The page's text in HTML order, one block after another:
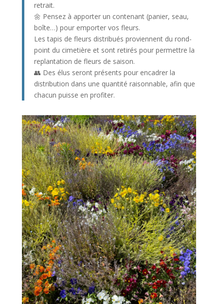
retrait.
🌼 Pensez à apporter un contenant (panier, seau,
boîte…) pour emporter vos fleurs.
Les tapis de fleurs distribués proviennent du rond-
point du cimetière et sont retirés pour permettre la
replantation de fleurs de saison.
👥 Des élus seront présents pour encadrer la
distribution dans une quantité raisonnable, afin que
chacun puisse en profiter.